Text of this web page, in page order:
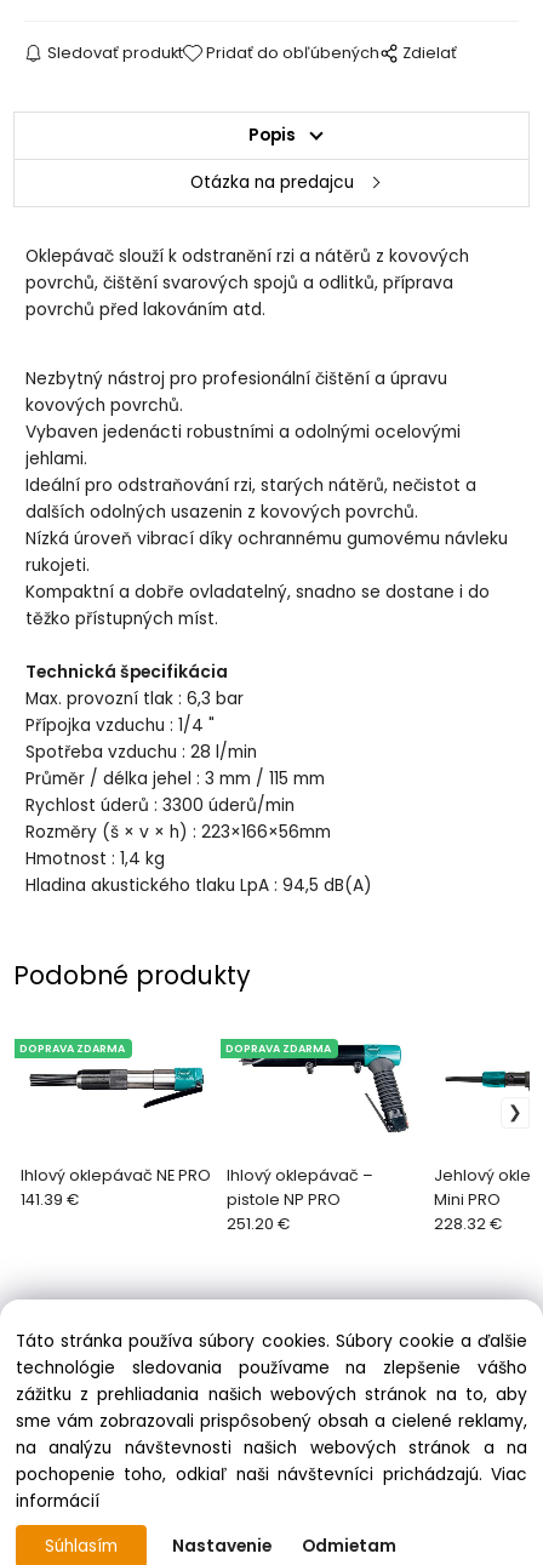
Sledovať produkt Pridať do obľúbených Zdielať
Popis
Otázka na predajcu
Oklepávač slouží k odstranění rzi a nátěrů z kovových
povrchů, čištění svarových spojů a odlitků, příprava
povrchů před lakováním atd.
Nezbytný nástroj pro profesionální čištění a úpravu
kovových povrchů.
Vybaven jedenácti robustními a odolnými ocelovými
jehlami.
Ideální pro odstraňování rzi, starých nátěrů, nečistot a
dalších odolných usazenin z kovových povrchů.
Nízká úroveň vibrací díky ochrannému gumovému návleku
rukojeti.
Kompaktní a dobře ovladatelný, snadno se dostane i do
těžko přístupných míst.
Technická špecifikácia
Max. provozní tlak : 6,3 bar
Přípojka vzduchu : 1/4 "
Spotřeba vzduchu : 28 l/min
Průměr / délka jehel : 3 mm / 115 mm
Rychlost úderů : 3300 úderů/min
Rozměry (š × v × h) : 223×166×56mm
Hmotnost : 1,4 kg
Hladina akustického tlaku LpA : 94,5 dB(A)
Podobné produkty
Ihlový oklepávač NE PRO
DOPRAVA ZDARMA
141.39 €
Ihlový oklepávač –
pistole NP PRO
DOPRAVA ZDARMA
251.20 €
Jehlový
Mini PRO
228.32 €
Informácie
Obchodné podmienky
Ochrana osobných údajov
Zásady cookies
© 2009 - 2026 PROMA STROJE – Všetky práva vyhradené
Táto stránka používa súbory cookies. Súbory cookie a ďalšie
technológie sledovania používame na zlepšenie vášho
zážitku z prehliadania našich webových stránok na to, aby
sme vám zobrazovali prispôsobený obsah a cielené reklamy,
na analýzu návštevnosti našich webových stránok a na
pochopenie toho, odkiaľ naši návštevníci prichádzajú.Viac
informácií
Súhlasím
Nastavenie Odmietam